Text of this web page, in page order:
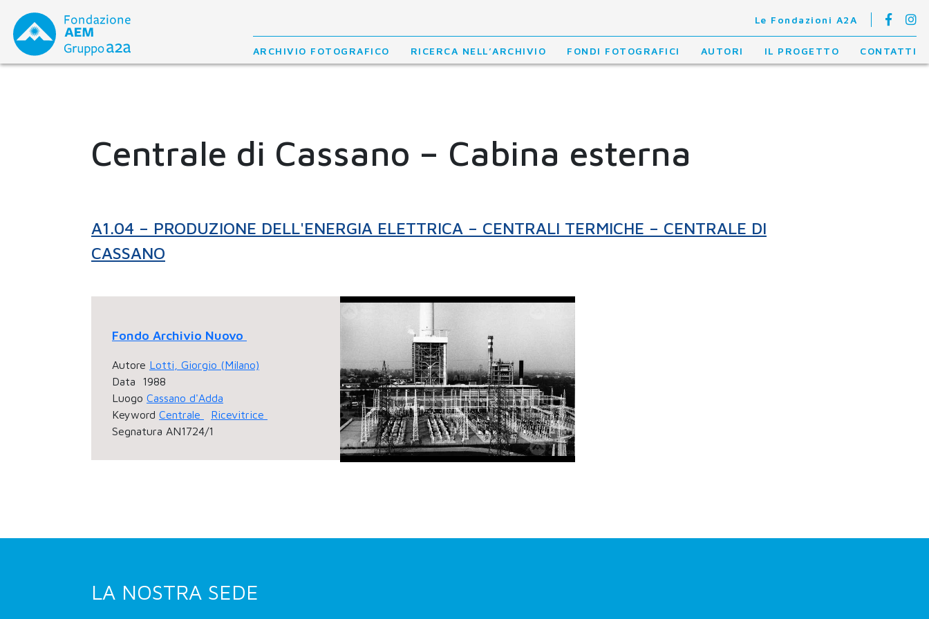
content
Le Fondazioni A2A
ARCHIVIO FOTOGRAFICO RICERCA NELL’ARCHIVIO FONDI FOTOGRAFICI AUTORI IL PROGETTO CONTATTI
Centrale di Cassano – Cabina esterna
A1.04 – PRODUZIONE DELL'ENERGIA ELETTRICA – CENTRALI TERMICHE – CENTRALE DI
CASSANO
Fondo Archivio Nuovo
Autore Lotti, Giorgio (Milano)
Data 1988
Luogo Cassano d'Adda
Keyword Centrale
Ricevitrice
Segnatura AN1724/1
LA NOSTRA SEDE